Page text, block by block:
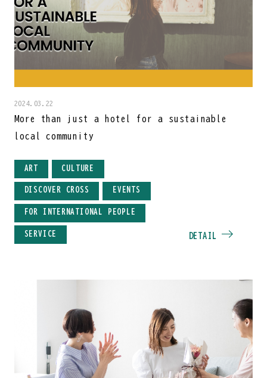
2024.03.22
More than just a hotel for a sustainable
local community
ART CULTURE
DISCOVER CROSS EVENTS
FOR INTERNATIONAL PEOPLE
SERVICE DETAIL